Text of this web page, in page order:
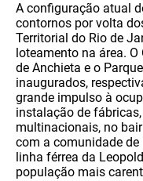
A configuração atual
contornos por volta
Territorial do Rio de
loteamento na área.
de Anchieta e o
inaugurados,
grande impulso à
instalação de
multinacionais, no
com a comunidade
linha férrea da
população mais